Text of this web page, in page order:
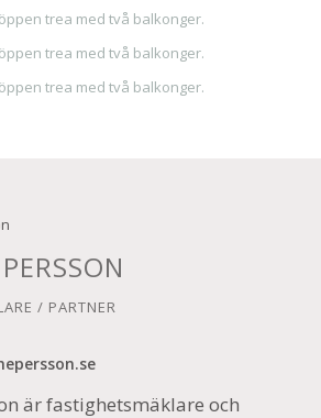
/ PARTNER
är fastighetsmäklare och